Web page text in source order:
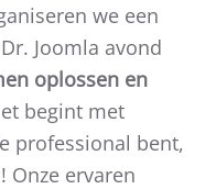
we een
Joomla avond
oplossen en
begint met
professional bent,
Onze ervaren